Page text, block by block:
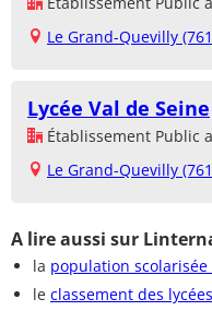
Le Grand-Quevilly
Lycée Val de Seine
Établissement Public
Le Grand-Quevilly
A lire aussi sur
la population
le classement des